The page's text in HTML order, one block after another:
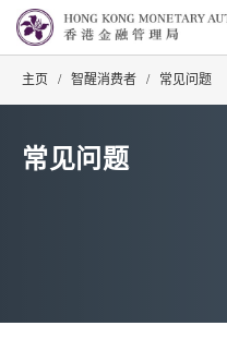
主页 / 智醒消费者 / 常见问题
常见问题